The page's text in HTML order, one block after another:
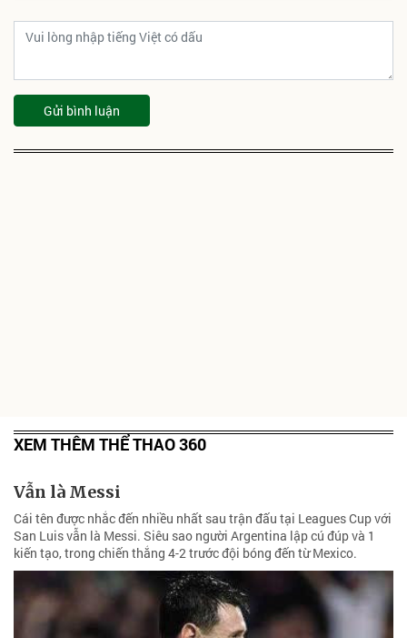
Gửi bình luận
XEM THÊM THỂ THAO 360
Vẫn là Messi
Cái tên được nhắc đến nhiều nhất sau trận đấu tại Leagues Cup với
San Luis vẫn là Messi. Siêu sao người Argentina lập cú đúp và 1
kiến tạo, trong chiến thắng 4-2 trước đội bóng đến từ Mexico.